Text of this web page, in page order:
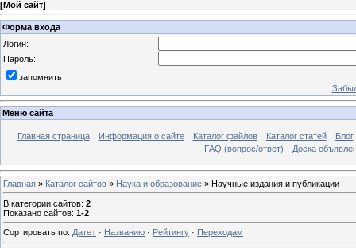
[Мой сайт]
Форма входа
Логин:
Пароль:
запомнить
Меню сайта
Главная страница Информация о сайте Каталог файлов Каталог статей
Блог
FAQ (вопрос/ответ)
Доска
Главная » Каталог сайтов » Наука и образование » Научные издания и публикации
В категории сайтов: 2
Показано сайтов: 1-2
Сортировать по: Дате · Названию · Рейтингу · Переходам